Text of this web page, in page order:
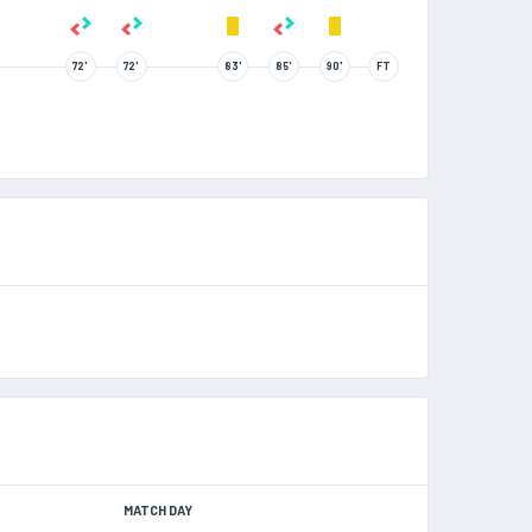
72' 72' 83' 85' 90' FT
MATCH DAY